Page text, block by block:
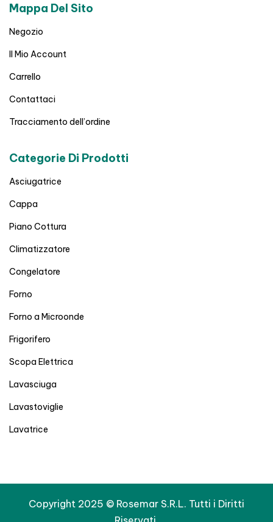
Mappa Del Sito
Negozio
Il Mio Account
Carrello
Contattaci
Tracciamento dell’ordine
Categorie Di Prodotti
Asciugatrice
Cappa
Piano Cottura
Climatizzatore
Congelatore
Forno
Forno a Microonde
Frigorifero
Scopa Elettrica
Lavasciuga
Lavastoviglie
Lavatrice
Copyright 2025 © Rosemar S.R.L. Tutti i Diritti